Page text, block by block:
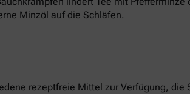
Minzöl auf die Schläfen.
rezeptfreie Mittel zur Verfügung, die